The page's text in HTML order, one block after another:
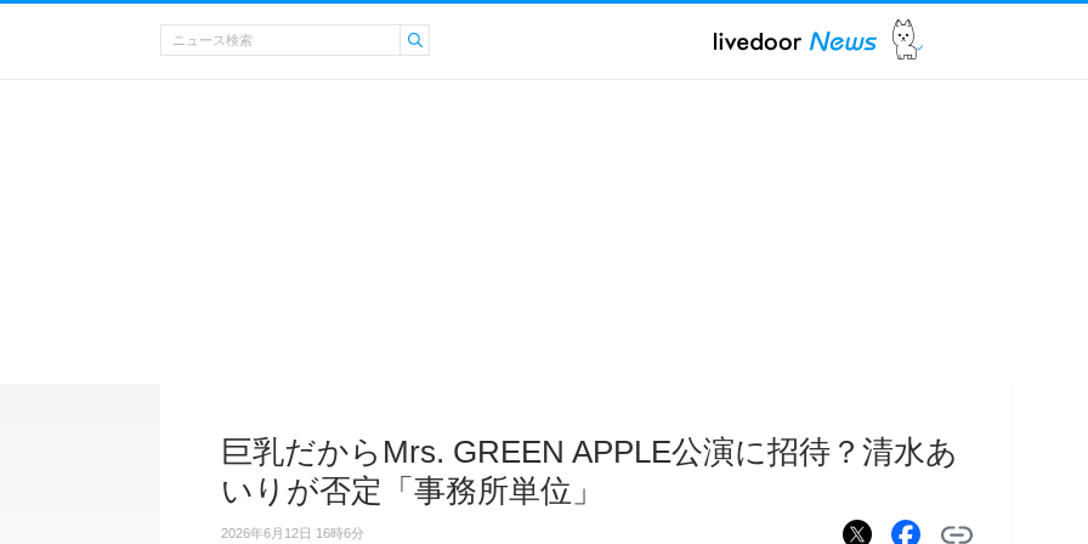
巨乳だからMrs. GREEN APPLE公演に招待？清水あ
いりが否定「事務所単位」
2026年6月12日 16時6分